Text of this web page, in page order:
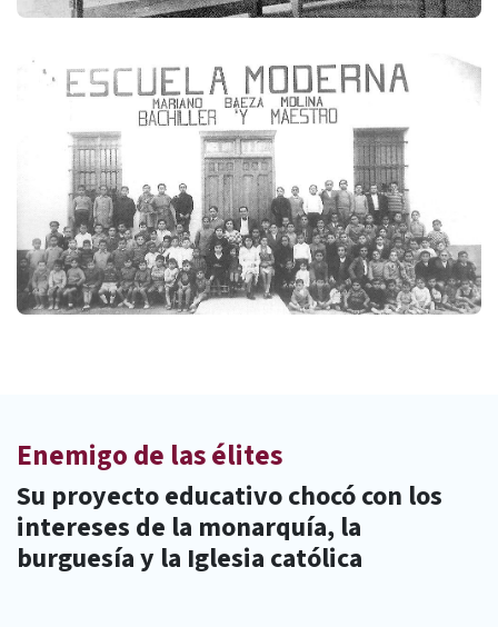
Enemigo de las élites
Su proyecto educativo chocó con los
intereses de la monarquía, la
burguesía y la Iglesia católica